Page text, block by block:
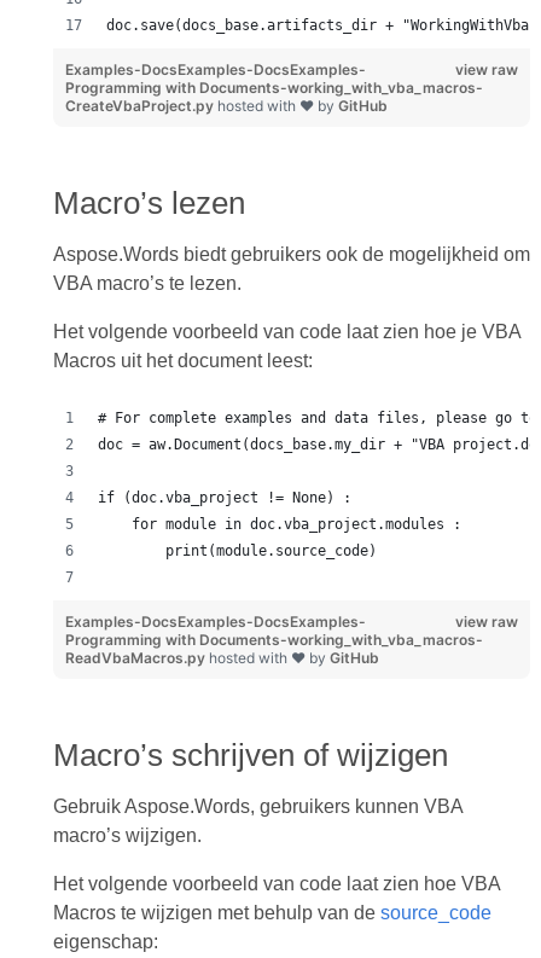
doc.save(docs_base.artifacts_dir +
view raw
Examples-DocsExamples-DocsExamples-
Programming with Documents-working_with_vba_macros-
CreateVbaProject.py hosted with ❤ by GitHub
Macro’s lezen
Aspose.Words biedt gebruikers ook de mogelijkheid om
VBA macro’s te lezen.
Het volgende voorbeeld van code laat zien hoe je VBA
Macros uit het document leest:
# For complete examples and data files, please go to
doc = aw.Document(docs_base.my_dir + "VBA
if (doc.vba_project != None) :
    for module in doc.vba_project.modules :
        print(module.source_code)
view raw
Examples-DocsExamples-DocsExamples-
Programming with Documents-working_with_vba_macros-
ReadVbaMacros.py hosted with ❤ by GitHub
Macro’s schrijven of wijzigen
Gebruik Aspose.Words, gebruikers kunnen VBA
macro’s wijzigen.
Het volgende voorbeeld van code laat zien hoe VBA
Macros te wijzigen met behulp van de source_code
eigenschap: